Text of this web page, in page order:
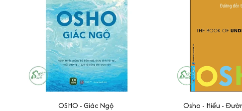
OSHO - Giác Ngộ
Osho - Hiểu -